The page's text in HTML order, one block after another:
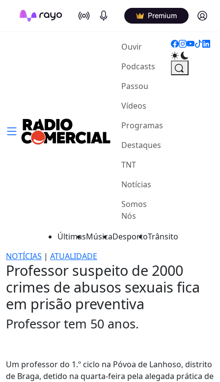
On Air Podcasts Premium Log in
Ouvir(current)
Podcasts
Passou
Vídeos
Programas
Destaques
TNT
Notícias
Somos
Nós
ÚltimasMúsicaDesportoTrânsito
NOTÍCIAS | ATUALIDADE
Professor suspeito de 2000
crimes de abusos sexuais fica
em prisão preventiva
Professor tem 50 anos.
Um professor do 1.º ciclo na Póvoa de Lanhoso, distrito
de Braga, detido na quarta-feira pela alegada prática de